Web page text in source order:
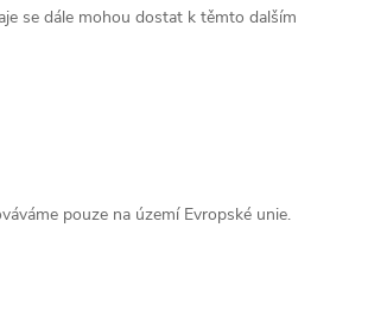
se dále mohou dostat k těmto dalším
pouze na území Evropské unie.